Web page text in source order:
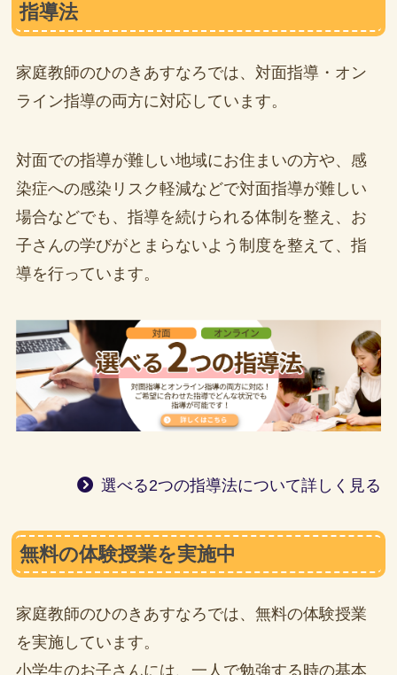
指導法
家庭教師のひのきあすなろでは、対面指導・オン
ライン指導の両方に対応しています。
対面での指導が難しい地域にお住まいの方や、感
染症への感染リスク軽減などで対面指導が難しい
場合などでも、指導を続けられる体制を整え、お
子さんの学びがとまらないよう制度を整えて、指
導を行っています。
選べる2つの指導法について詳しく見る
無料の体験授業を実施中
家庭教師のひのきあすなろでは、無料の体験授業
を実施しています。
小学生のお子さんには、一人で勉強する時の基本